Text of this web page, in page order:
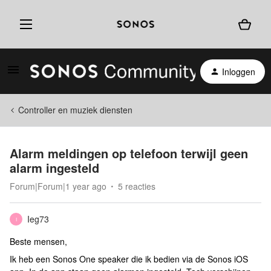
Inloggen
Controller en muziek diensten
Alarm meldingen op telefoon terwijl geen
alarm ingesteld
Forum|Forum|1 year ago 5 reacties
I
Ieg73
Beste mensen,
Ik heb een Sonos One speaker die ik bedien via de Sonos iOS